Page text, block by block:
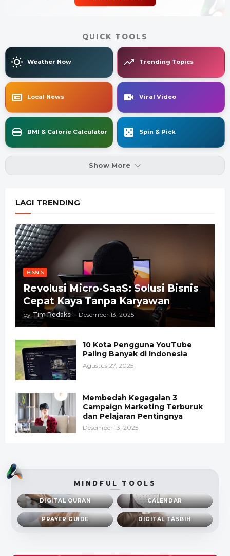
QUICK TOOLS
Weather Now Trending Topics
Local News Viral Video
BMI & Calorie Calculator Spin & Pick
Show More
LAGI TRENDING
BISNIS
Revolusi Micro-SaaS: Solusi Bisnis
Cepat Kaya Tanpa Karyawan
by Tim Redaksi - Desember 13, 2025
10 Kota Pengguna YouTube
Paling Banyak di Indonesia
Agustus 27, 2025
Membedah Kegagalan 3
Campaign Marketing Terburuk
dan Pelajaran Pentingnya
Desember 13, 2025
MINDFUL TOOLS
DIGITAL QURAN CALENDAR
PRAYER GUIDE DIGITAL TASBIH